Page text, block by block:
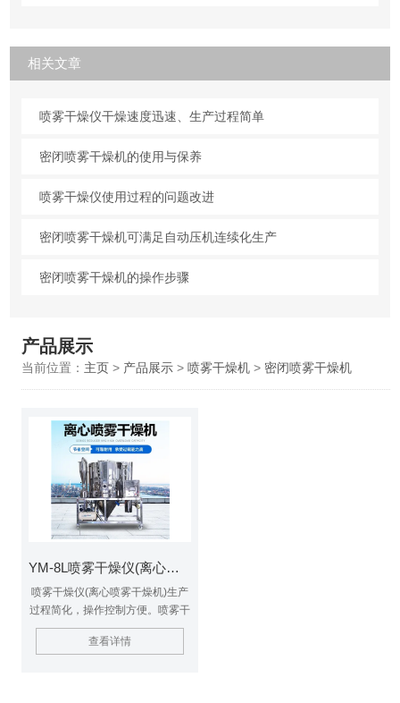
相关文章
喷雾干燥仪干燥速度迅速、生产过程简单
密闭喷雾干燥机的使用与保养
喷雾干燥仪使用过程的问题改进
密闭喷雾干燥机可满足自动压机连续化生产
密闭喷雾干燥机的操作步骤
产品展示
当前位置： 主页> 产品展示> 喷雾干燥机> 密闭喷雾干燥机
YM-8L喷雾干燥仪(离心喷雾干燥机)
喷雾干燥仪(离心喷雾干燥机)生产
过程简化，操作控制方便。喷雾干
燥通常用于湿含量40-60%的溶
剂，特殊物料即使湿含量高达
查看详情